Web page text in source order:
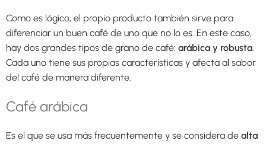
Como es lógico, el propio producto también sirve para
diferenciar un buen café de uno que no lo es. En este caso,
hay dos grandes tipos de grano de café: arábica y robusta.
Cada uno tiene sus propias características y afecta al sabor
del café de manera diferente.
Café arábica
Es el que se usa más frecuentemente y se considera de alta